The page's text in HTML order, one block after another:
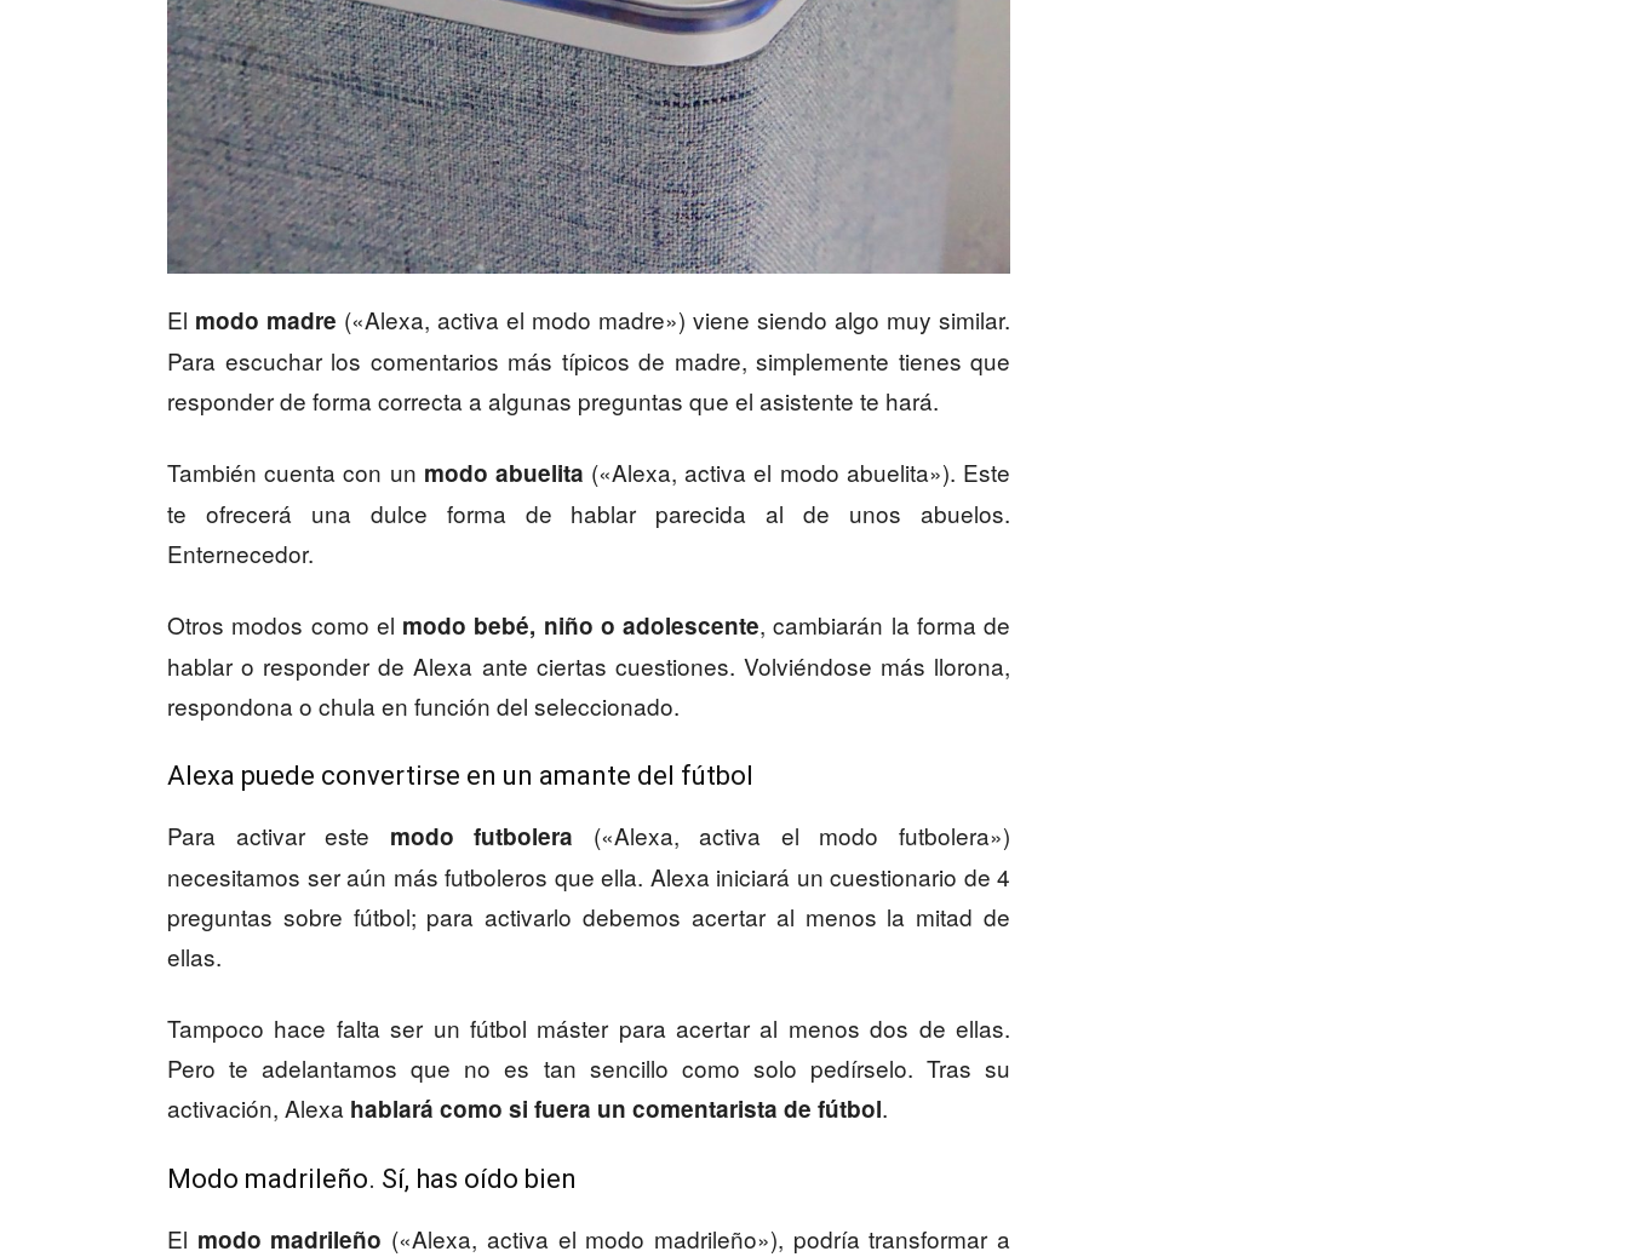
El modo madre («Alexa, activa el modo madre») viene siendo algo muy similar.
Para escuchar los comentarios más típicos de madre, simplemente tienes que
responder de forma correcta a algunas preguntas que el asistente te hará.
También cuenta con un modo abuelita («Alexa, activa el modo abuelita»). Este
te ofrecerá una dulce forma de hablar parecida al de unos abuelos.
Enternecedor.
Otros modos como el modo bebé, niño o adolescente, cambiarán la forma de
hablar o responder de Alexa ante ciertas cuestiones. Volviéndose más llorona,
respondona o chula en función del seleccionado.
Alexa puede convertirse en un amante del fútbol
Para activar este modo futbolera («Alexa, activa el modo futbolera»)
necesitamos ser aún más futboleros que ella. Alexa iniciará un cuestionario de 4
preguntas sobre fútbol; para activarlo debemos acertar al menos la mitad de
ellas.
Tampoco hace falta ser un fútbol máster para acertar al menos dos de ellas.
Pero te adelantamos que no es tan sencillo como solo pedírselo. Tras su
activación, Alexa hablará como si fuera un comentarista de fútbol.
Modo madrileño. Sí, has oído bien
El modo madrileño («Alexa, activa el modo madrileño»), podría transformar a